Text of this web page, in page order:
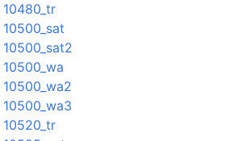
10480_tr
10500_sat
10500_sat2
10500_wa
10500_wa2
10500_wa3
10520_tr